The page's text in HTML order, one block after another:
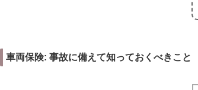
車両保険: 事故に備えて知っておくべきこと